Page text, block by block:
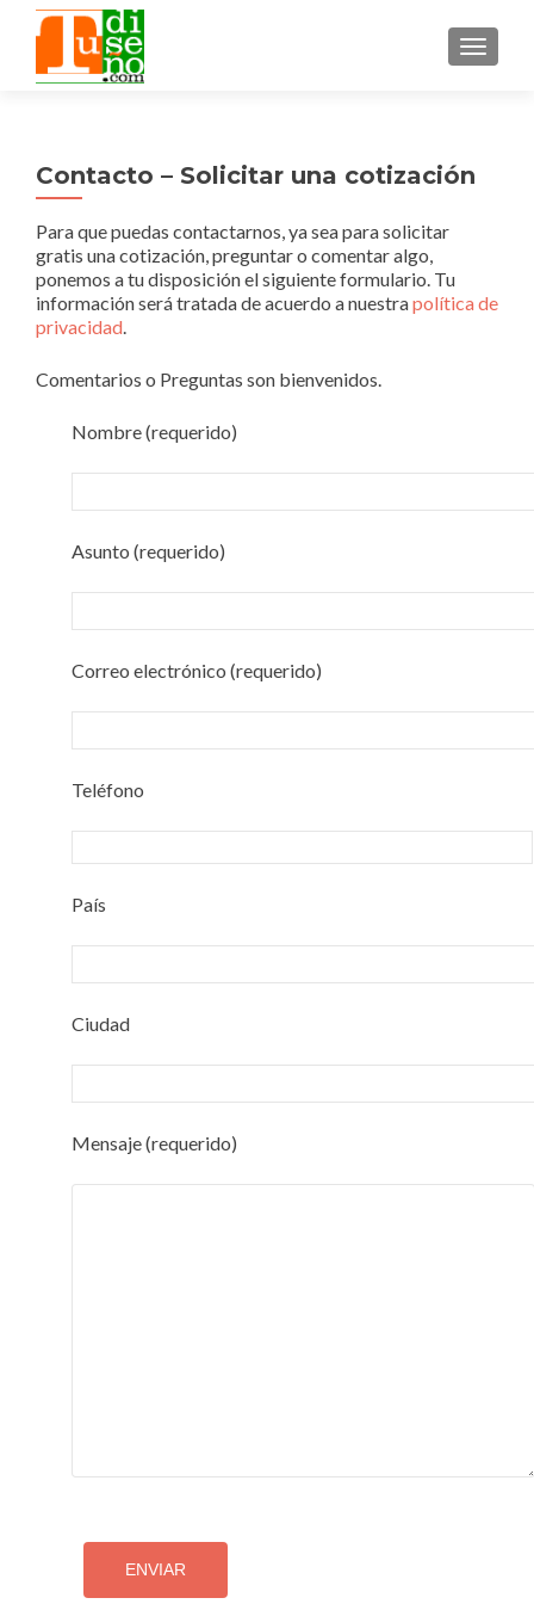
Contacto – Solicitar una cotización
Para que puedas contactarnos, ya sea para solicitar
gratis una cotización, preguntar o comentar algo,
ponemos a tu disposición el siguiente formulario. Tu
información será tratada de acuerdo a nuestrapolítica de
privacidad.
Comentarios o Preguntas son bienvenidos.
Nombre (requerido)
Asunto (requerido)
Correo electrónico (requerido)
Teléfono
País
Ciudad
Mensaje (requerido)